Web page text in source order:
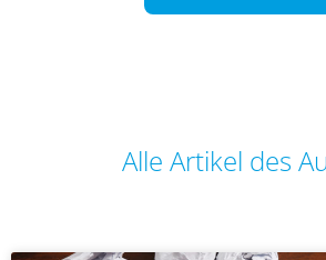
Alle Artikel des